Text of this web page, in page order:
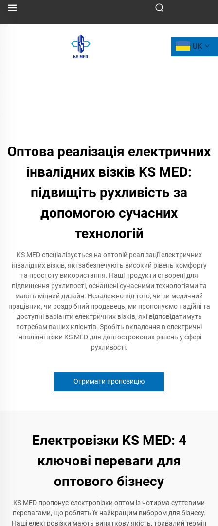
UK
Оптова реалізація електричних
інвалідних візків KS MED:
підвищіть рухливість за
допомогою сучасних
технологій
KS MED спеціалізується на оптовій реалізації електричних
інвалідних візків, які забезпечують високий рівень комфорту
та простоту використання. Наші продукти створені для
підвищення рухливості, оснащені сучасними технологіями та
мають міцний дизайн. Незалежно від того, чи ви медичний
працівник, чи роздрібний продавець, ми пропонуємо надійні та
доступні варіанти електричних візків, які відповідатимуть
потребам ваших клієнтів. Зробіть вкладення в електричні
інвалідні візки KS MED для довгострокових рішень у сфері
рухливості.
Отримати пропозицію
Електровізки KS MED: 4
ключові переваги для
оптового бізнесу
KS MED пропонує електровізки оптом із чотирма суттєвими
перевагами, що роблять їх найкращим вибором для бізнесу.
Наші електровізки мають виняткову якість, тривалий термін